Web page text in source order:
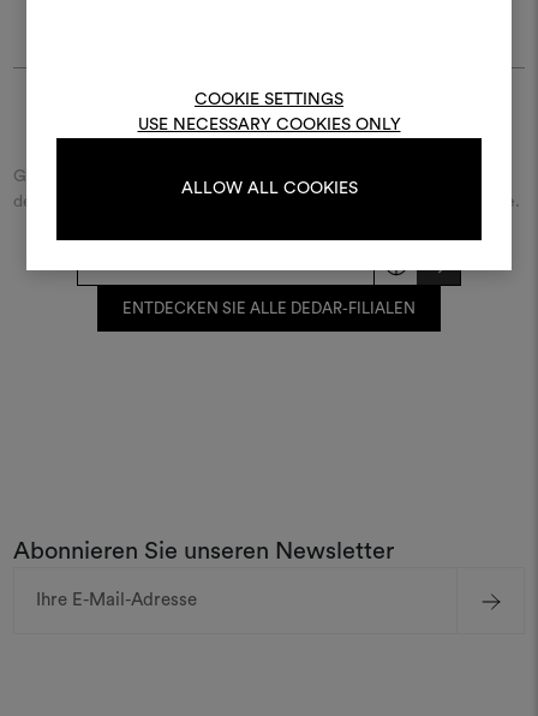
COOKIE SETTINGS
USE NECESSARY COOKIES ONLY
ALLOW ALL COOKIES
Finde Dedar
Geben Sie den Namen der Straße/des Platzes beziehungsweise
der Stadt ein und entdecken Sie den Dedar-Händler in Ihrer Nähe.
ENTDECKEN SIE ALLE DEDAR-FILIALEN
Abonnieren Sie unseren Newsletter
Mail-
ANMELDUNG